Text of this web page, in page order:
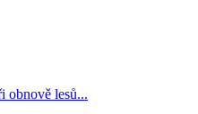
obnově lesů...